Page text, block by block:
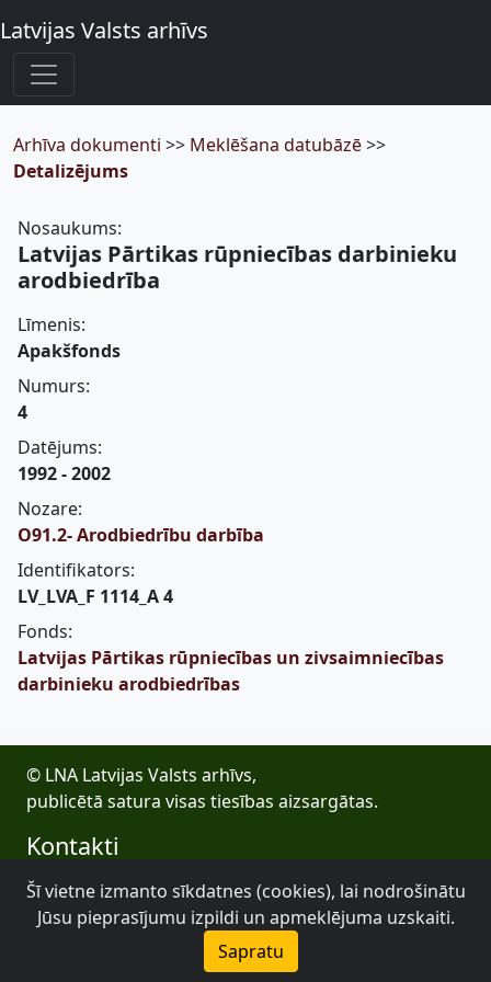
Latvijas Valsts arhīvs
Arhīva dokumenti >> Meklēšana datubāzē>>
Detalizējums
Nosaukums:
Latvijas Pārtikas rūpniecības darbinieku
arodbiedrība
Līmenis:
Apakšfonds
Numurs:
4
Datējums:
1992 - 2002
Nozare:
O91.2- Arodbiedrību darbība
Identifikators:
LV_LVA_F 1114_A 4
Fonds:
Latvijas Pārtikas rūpniecības un zivsaimniecības
darbinieku arodbiedrības
© LNA Latvijas Valsts arhīvs,
publicētā satura visas tiesības aizsargātas.
Kontakti
E-pasts: lva@arhivi.gov.lv
Tālrunis: +371 20027447
Bezdelīgu 1A, Rīga
Šī vietne izmanto sīkdatnes (cookies), lai nodrošinātu
Jūsu pieprasījumu izpildi un apmeklējuma uzskaiti.
Sapratu